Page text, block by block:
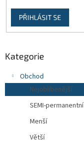
PŘIHLÁSIT SE
Kategorie
Obchod
Nejoblíbenější
SEMI-permanentní
Menší
Větší